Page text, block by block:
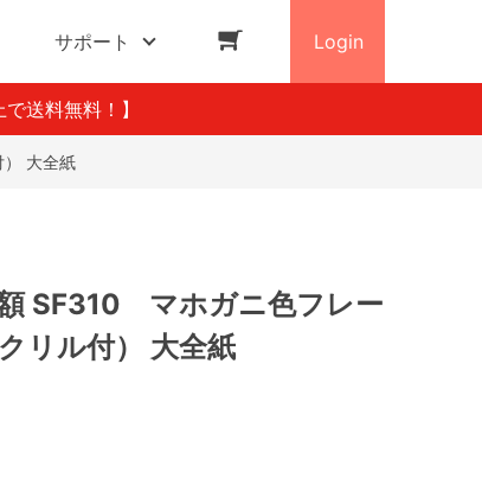
サポート Login
で送料無料！】
大全紙
SF310 マホガニ色フレー
リル付） 大全紙